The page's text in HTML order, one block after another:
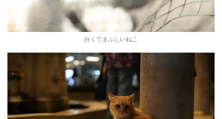
白くてまぶしいねこ